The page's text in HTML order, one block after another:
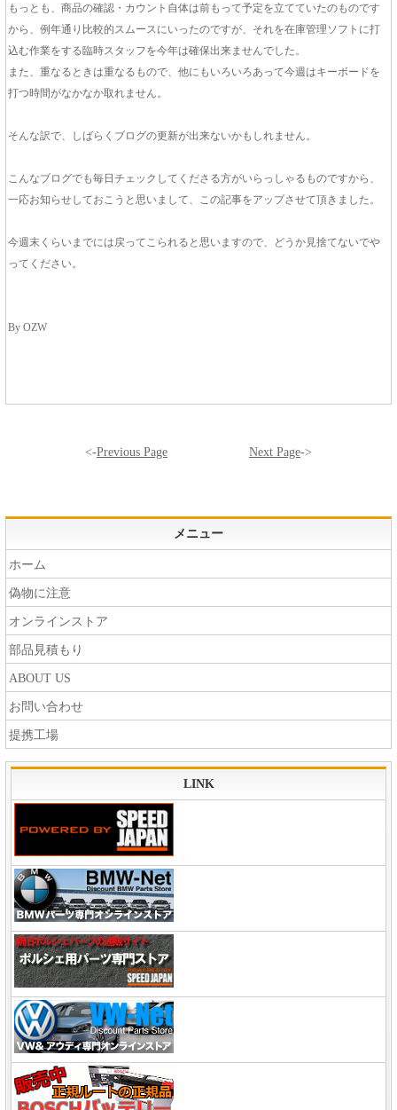
もっとも、商品の確認・カウント自体は前もって予定を立てていたのものです
から、例年通り比較的スムースにいったのですが、それを在庫管理ソフトに打
込む作業をする臨時スタッフを今年は確保出来ませんでした。
また、重なるときは重なるもので、他にもいろいろあって今週はキーボードを
打つ時間がなかなか取れません。
そんな訳で、しばらくブログの更新が出来ないかもしれません。
こんなブログでも毎日チェックしてくださる方がいらっしゃるものですから、
一応お知らせしておこうと思いまして、この記事をアップさせて頂きました。
今週末くらいまでには戻ってこられると思いますので、どうか見捨てないでや
ってください。
By OZW
<-Previous Page Next Page->
メニュー
ホーム
偽物に注意
オンラインストア
部品見積もり
ABOUT US
お問い合わせ
提携工場
LINK